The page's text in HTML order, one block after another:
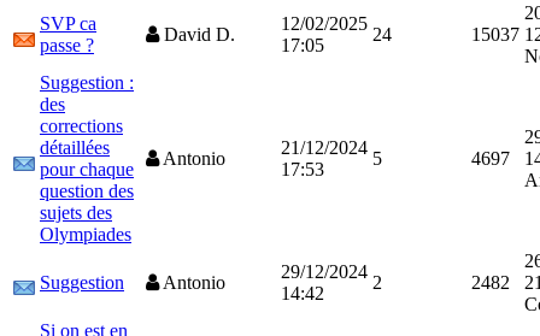
SVP ca
passe ?
David D.
12/02/2025
17:05
24 15037
Suggestion :
des
corrections
détaillées
pour chaque
question des
sujets des
Olympiades
Antonio
21/12/2024
17:53
5 4697
Suggestion Antonio
29/12/2024
14:42
2 2482
Si on est en